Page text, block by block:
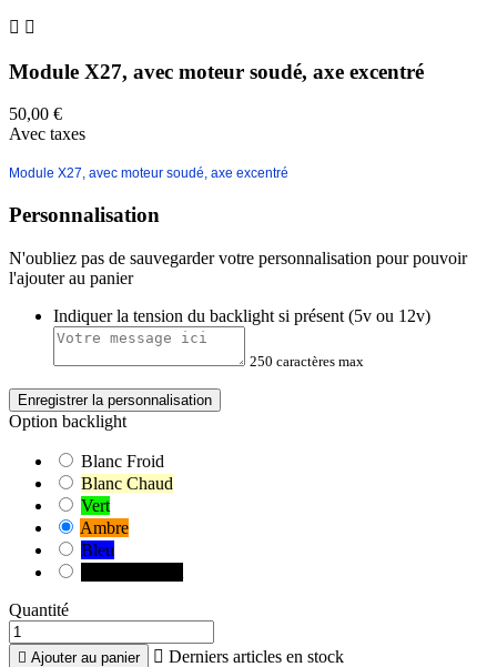
 
Module X27, avec moteur soudé, axe excentré
50,00 €
Avec taxes
Module X27, avec moteur soudé, axe excentré
Personnalisation
N'oubliez pas de sauvegarder votre personnalisation pour pouvoir
l'ajouter au panier
Indiquer la tension du backlight si présent (5v ou 12v)
250 caractères max
Enregistrer la personnalisation
Option backlight
Blanc Froid
Blanc Chaud
Vert
Ambre
Bleu
Quantité
 Ajouter au panier  Derniers articles en stock